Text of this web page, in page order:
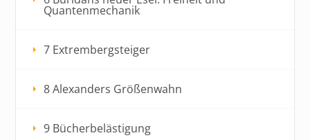
Quantenmechanik
7 Extrembergsteiger
8 Alexanders Größenwahn
9 Bücherbelästigung